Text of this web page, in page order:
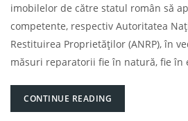
imobilelor de către statul român să
competente, respectiv Autoritatea
Restituirea Proprietăților (ANRP), în
măsuri reparatorii fie în natură, fie în
CONTINUE READING